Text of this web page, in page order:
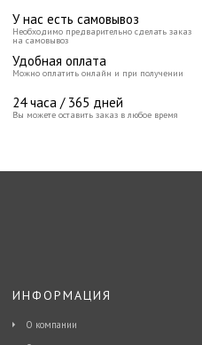
У нас есть самовывоз
Необходимо предварительно сделать заказ
на самовывоз
Удобная оплата
Можно оплатить онлайн и при получении
24 часа / 365 дней
Вы можете оставить заказ в любое время
ИНФОРМАЦИЯ
О компании